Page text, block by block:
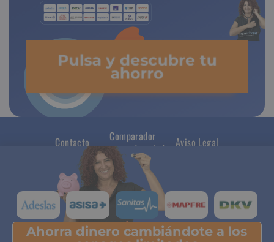
Pulsa y descubre tu
ahorro
Contacto
Comparador
seguros de salud
Aviso Legal
Ahorra dinero cambiándote a los
Pulsa y descubre tu ahorro